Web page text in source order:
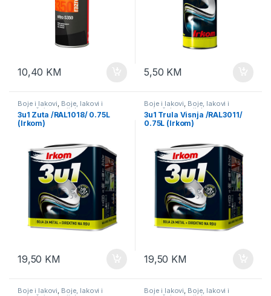
10,40 KM 5,50 KM
Boje i lakovi, Boje, lakovi i
potrošni materijal
3u1 Zuta /RAL1018/ 0.75L
(Irkom)
19,50 KM
Boje i lakovi, Boje, lakovi i
potrošni materijal
3u1 Trula Visnja /RAL3011/
0.75L (Irkom)
19,50 KM
Boje i lakovi, Boje, lakovi i Boje i lakovi, Boje, lakovi i